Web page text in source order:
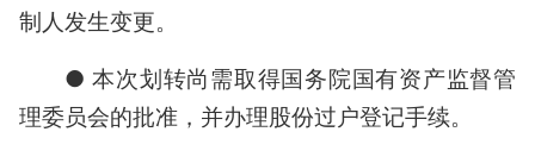
制人发生变更。
● 本次划转尚需取得国务院国有资产监督管
理委员会的批准，并办理股份过户登记手续。